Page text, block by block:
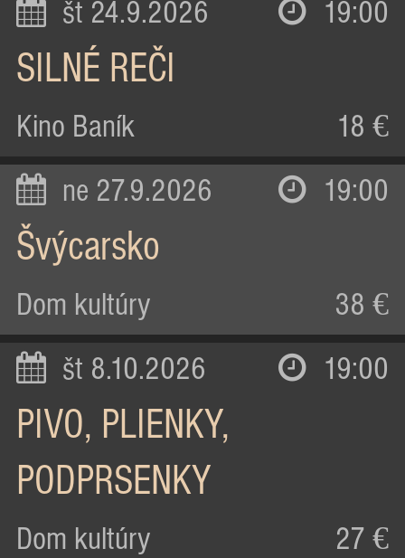
št 24.9.2026 19:00
SILNÉ REČI
Kino Baník 18 €
ne 27.9.2026 19:00
Švýcarsko
Dom kultúry 38 €
št 8.10.2026 19:00
PIVO, PLIENKY,
PODPRSENKY
Dom kultúry 27 €